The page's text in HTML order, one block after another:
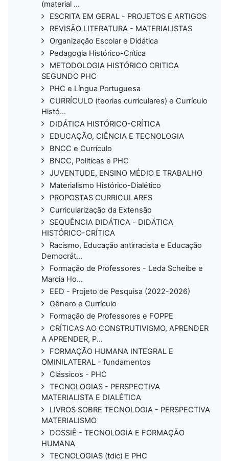
(material ...
ESCRITA EM GERAL - PROJETOS E ARTIGOS
REVISÃO LITERATURA - MATERIALISTAS
Organização Escolar e Didática
Pedagogia Histórico-Crítica
METODOLOGIA HISTÓRICO CRITICA
SEGUNDO PHC
PHC e Língua Portuguesa
CURRÍCULO (teorias curriculares) e Currículo
Histó...
DIDÁTICA HISTÓRICO-CRÍTICA
EDUCAÇÃO, CIÊNCIA E TECNOLOGIA
BNCC e Currículo
BNCC, Politicas e PHC
JUVENTUDE, ENSINO MÉDIO E TRABALHO
Materialismo Histórico-Dialético
PROPOSTAS CURRICULARES
Curricularização da Extensão
SEQUÊNCIA DIDÁTICA - DIDÁTICA
HISTÓRICO-CRÍTICA
Racismo, Educação antirracista e Educação
Democrát...
Formação de Professores - Leda Scheibe e
Marcia Ho...
EED - Projeto de Pesquisa (2022-2026)
Gênero e Currículo
Formação de Professores e FOPPE
CRÍTICAS AO CONSTRUTIVISMO, APRENDER
A APRENDER, P...
FORMAÇÃO HUMANA INTEGRAL E
OMINILATERAL - fundamentos
Clássicos - PHC
TECNOLOGIAS - PERSPECTIVA
MATERIALISTA E DIALÉTICA
LIVROS SOBRE TECNOLOGIA - PERSPECTIVA
MATERIALISMO
DOSSIÊ - TECNOLOGIA E FORMAÇÃO
HUMANA
TECNOLOGIAS (tdic) E PHC